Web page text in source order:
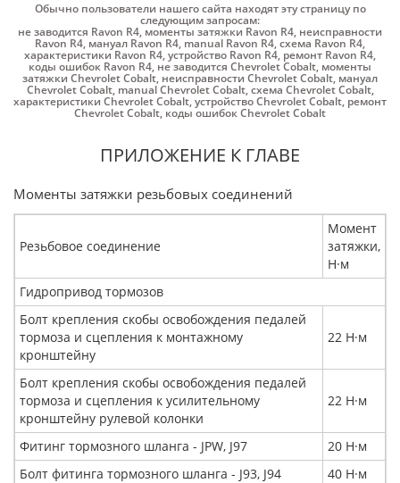
Обычно пользователи нашего сайта находят эту страницу по
следующим запросам:
не заводится Ravon R4, моменты затяжки Ravon R4, неисправности
Ravon R4, мануал Ravon R4, manual Ravon R4,схема Ravon R4,
характеристики Ravon R4,устройство Ravon R4, ремонт Ravon R4,
коды ошибок Ravon R4, не заводится Chevrolet Cobalt, моменты
затяжки Chevrolet Cobalt, неисправности Chevrolet Cobalt, мануал
Chevrolet Cobalt, manual Chevrolet Cobalt,схема Chevrolet Cobalt,
характеристики Chevrolet Cobalt,устройство Chevrolet Cobalt, ремонт
Chevrolet Cobalt, коды ошибок Chevrolet Cobalt
ПРИЛОЖЕНИЕ К ГЛАВЕ
Моменты затяжки резьбовых соединений
Резьбовое соединение
Момент
затяжки,
Н·м
Гидропривод тормозов
Болт крепления скобы освобождения педалей
тормоза и сцепления к монтажному
кронштейну
22 Н·м
Болт крепления скобы освобождения педалей
тормоза и сцепления к усилительному
кронштейну рулевой колонки
22 Н·м
Фитинг тормозного шланга - JPW, J97
20 Н·м
Болт фитинга тормозного шланга - J93, J94
40 Н·м